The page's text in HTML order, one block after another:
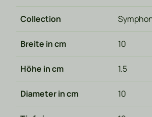
Collection
Breite in cm 10
Höhe in cm 1.5
Diameter in cm 10